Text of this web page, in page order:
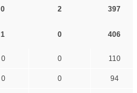
0 2 397
1 0 406
0 0
110
0 0
94